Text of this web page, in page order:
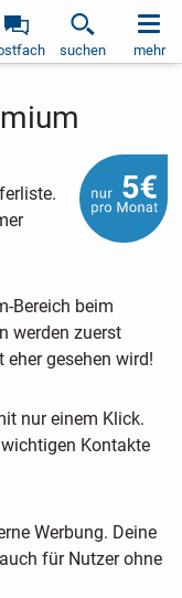
suchen mehr
Bereich beim
werden zuerst
gesehen wird!
nur einem Klick.
Kontakte
Werbung. Deine
für Nutzer ohne